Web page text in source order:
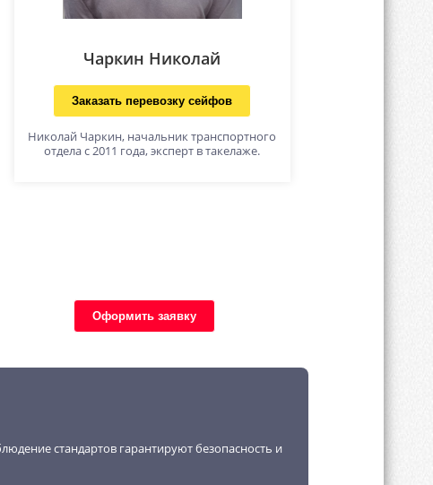
Чаркин Николай
Заказать перевозку сейфов
Николай Чаркин, начальник транспортного
отдела с 2011 года, эксперт в такелаже.
Оформить заявку
стандартов гарантируют безопасность и